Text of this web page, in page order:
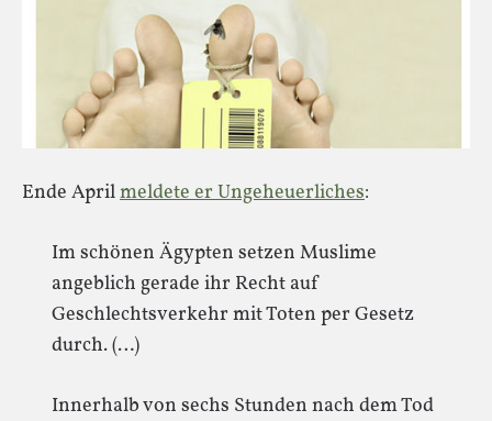
Ende Aprilmeldete er Ungeheuerliches:
Im schönen Ägypten setzen Muslime
angeblich gerade ihr Recht auf
Geschlechtsverkehr mit Toten per Gesetz
durch. (…)
Innerhalb von sechs Stunden nach dem Tod